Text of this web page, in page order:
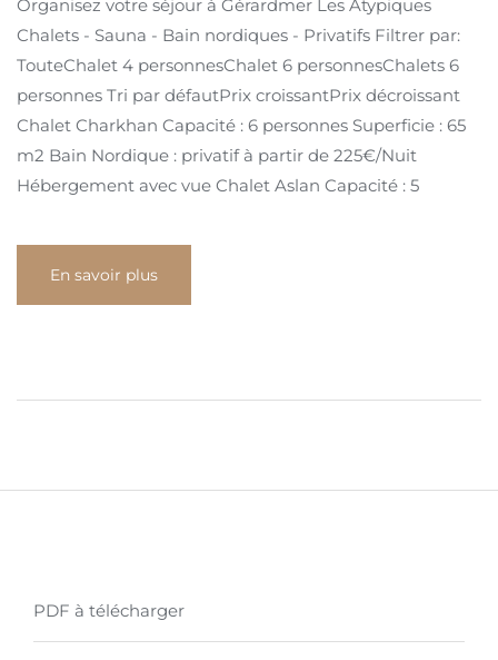
Organisez votre séjour à Gérardmer Les Atypiques
Chalets - Sauna - Bain nordiques - Privatifs Filtrer par:
TouteChalet 4 personnesChalet 6 personnesChalets 6
personnes Tri par défautPrix ​​croissantPrix décroissant
Chalet Charkhan Capacité : 6 personnes Superficie : 65
m2 Bain Nordique : privatif à partir de 225€/Nuit
Hébergement avec vue Chalet Aslan Capacité : 5
En savoir plus
PDF à télécharger